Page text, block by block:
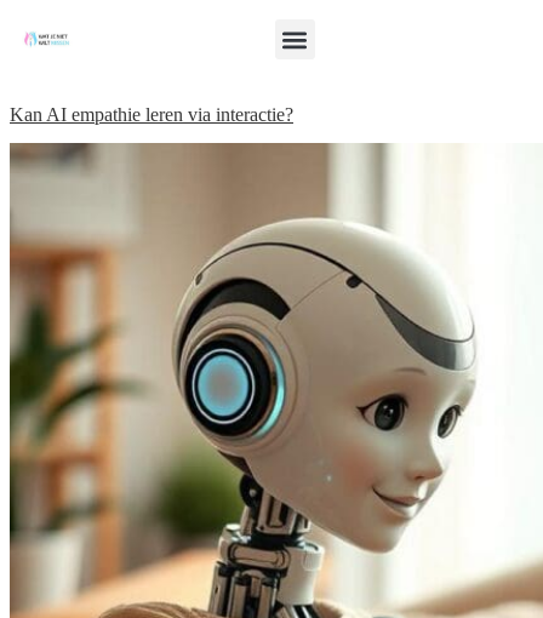
Kan AI empathie leren via interactie?